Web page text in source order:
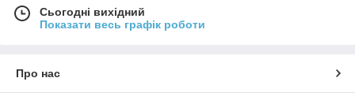
Сьогодні вихідний
Показати весь графік роботи
Про нас